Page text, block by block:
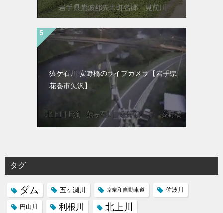
猿ケ石川 安野橋のライブカメラ【岩手県
花巻市矢沢】
タグ
ダム 五ヶ瀬川 京奈和自動車道 佐波川
円山川 利根川 北上川